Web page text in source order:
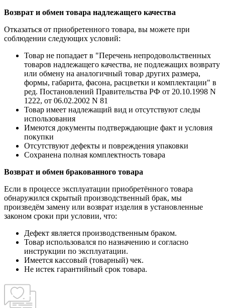
Возврат и обмен товара надлежащего качества
Отказаться от приобретенного товара, вы можете при
соблюдении следующих условий:
Товар не попадает в "Перечень непродовольственных
товаров надлежащего качества, не подлежащих возврату
или обмену на аналогичный товар других размера,
формы, габарита, фасона, расцветки и комплектации" в
ред. Постановлений Правительства РФ от 20.10.1998 N
1222, от 06.02.2002 N 81
Товар имеет надлежащий вид и отсутствуют следы
использования
Имеются документы подтверждающие факт и условия
покупки
Отсутствуют дефекты и повреждения упаковки
Сохранена полная комплектность товара
Возврат и обмен бракованного товара
Если в процессе эксплуатации приобретённого товара
обнаружился скрытый производственный брак, мы
произведём замену или возврат изделия в установленные
законом сроки при условии, что:
Дефект является производственным браком.
Товар использовался по назначению и согласно
инструкции по эксплуатации.
Имеется кассовый (товарный) чек.
Не истек гарантийный срок товара.